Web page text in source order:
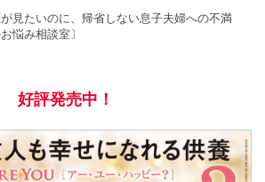
見たいのに、帰省しない息子夫婦への不満
お悩み相談室〕
好評発売中！